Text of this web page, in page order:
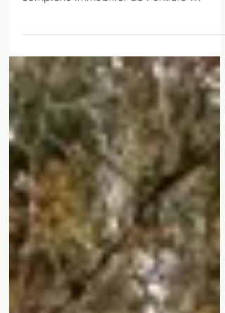
annulé en mars 2026 le projet de golf et
16 juin, la société porteuse, Telcapi, a
renoncé à faire appel ! Les infos sur notre
site : La décision de justice qui "enterre"
le projet immobilier et golfique de
Fontiers-Cabardès Les suites de
l'annulation du golf (revue de presse) La
victoire étant désormais acquise, nous
comptons sur vous pour festoyer ce
samedi 5